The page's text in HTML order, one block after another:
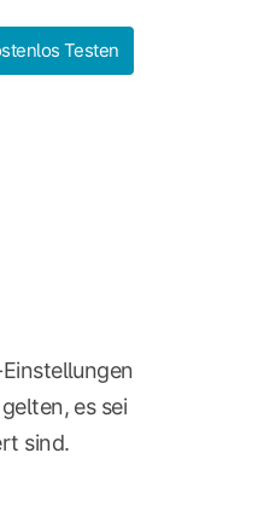
Testen
es sei
sind.